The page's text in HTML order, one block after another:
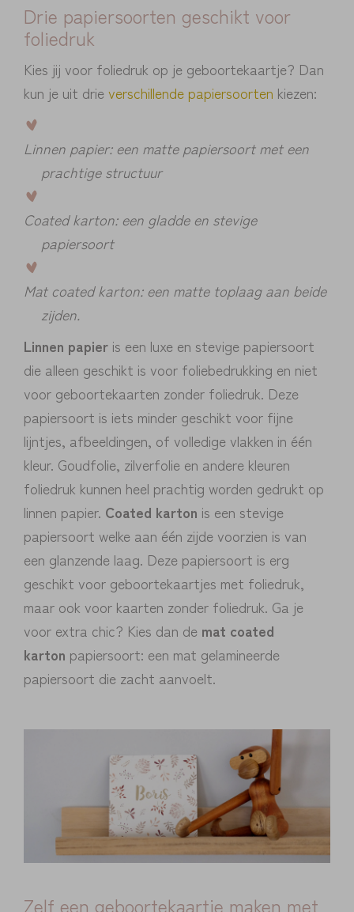
Drie papiersoorten geschikt voor
foliedruk
Kies jij voor foliedruk op je geboortekaartje? Dan
kun je uit drieverschillende papiersoorten kiezen:
Linnen papier: een matte papiersoort met een
prachtige structuur
Coated karton: een gladde en stevige
papiersoort
Mat coated karton: een matte toplaag aan beide
zijden.
Linnen papier is een luxe en stevige papiersoort
die alleen geschikt is voor foliebedrukking en niet
voor geboortekaarten zonder foliedruk. Deze
papiersoort is iets minder geschikt voor fijne
lijntjes, afbeeldingen, of volledige vlakken in één
kleur. Goudfolie, zilverfolie en andere kleuren
foliedruk kunnen heel prachtig worden gedrukt op
linnen papier. Coated karton is een stevige
papiersoort welke aan één zijde voorzien is van
een glanzende laag. Deze papiersoort is erg
geschikt voor geboortekaartjes met foliedruk,
maar ook voor kaarten zonder foliedruk. Ga je
voor extra chic? Kies dan de mat coated
karton papiersoort: een mat gelamineerde
papiersoort die zacht aanvoelt.
Zelf een geboortekaartje maken met